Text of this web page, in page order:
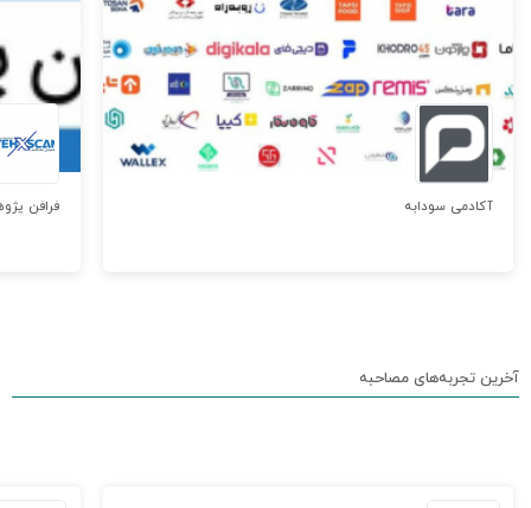
آکادمی سودابه فرافن
آخرین تجربه‌های مصاحبه